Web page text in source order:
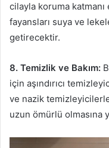
cilayla koruma
fayansları suya ve
getirecektir.
8. Temizlik ve Bakım:
için aşındırıcı
ve nazik
uzun ömürlü olmasına